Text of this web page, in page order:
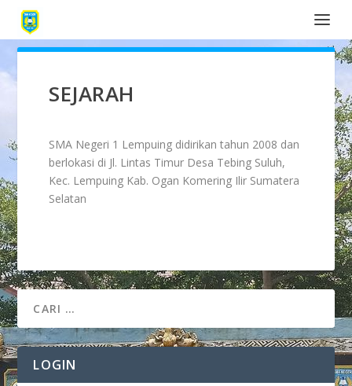
SEJARAH
SMA Negeri 1 Lempuing didirikan tahun 2008 dan
berlokasi di Jl. Lintas Timur Desa Tebing Suluh,
Kec. Lempuing Kab. Ogan Komering Ilir Sumatera
Selatan
LOGIN